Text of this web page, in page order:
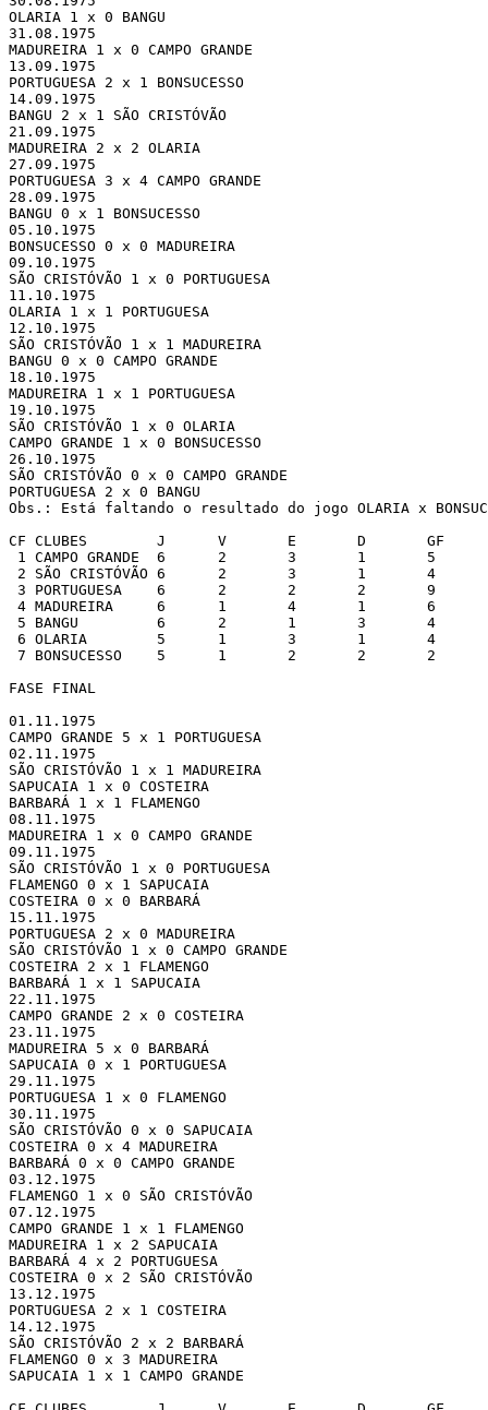
OLARIA 1 x 0 BANGU
31.08.1975
MADUREIRA 1 x 0 CAMPO GRANDE
13.09.1975
PORTUGUESA 2 x 1 BONSUCESSO
14.09.1975
BANGU 2 x 1 SÃO CRISTÓVÃO
21.09.1975
MADUREIRA 2 x 2 OLARIA
27.09.1975
PORTUGUESA 3 x 4 CAMPO GRANDE
28.09.1975
BANGU 0 x 1 BONSUCESSO
05.10.1975
BONSUCESSO 0 x 0 MADUREIRA
09.10.1975
SÃO CRISTÓVÃO 1 x 0 PORTUGUESA
11.10.1975
OLARIA 1 x 1 PORTUGUESA
12.10.1975
SÃO CRISTÓVÃO 1 x 1 MADUREIRA
BANGU 0 x 0 CAMPO GRANDE
18.10.1975
MADUREIRA 1 x 1 PORTUGUESA
19.10.1975
SÃO CRISTÓVÃO 1 x 0 OLARIA
CAMPO GRANDE 1 x 0 BONSUCESSO
26.10.1975
SÃO CRISTÓVÃO 0 x 0 CAMPO GRANDE
PORTUGUESA 2 x 0 BANGU
Obs.: Está faltando o resultado do jogo OLARIA x
CF CLUBES	 J	V	E	D	GF	GC	SG	PG
1 CAMPO GRANDE	 6	2	3	1	5	4	 1	7
2 SÃO CRISTÓVÃO 6	2	3	1	4	3	 1	7
3 PORTUGUESA	 6	2	2	2	9	8	 1	7
4 MADUREIRA	 6	1	4	1	6	6	 0	6
5 BANGU	 6	2	1	3	4	6	-2	5
6 OLARIA	 5	1	3	1	4	4	 0	5
7 BONSUCESSO	 5	1	2	2	2	3	-1	4
FASE FINAL
01.11.1975
CAMPO GRANDE 5 x 1 PORTUGUESA
02.11.1975
SÃO CRISTÓVÃO 1 x 1 MADUREIRA
SAPUCAIA 1 x 0 COSTEIRA
BARBARÁ 1 x 1 FLAMENGO
08.11.1975
MADUREIRA 1 x 0 CAMPO GRANDE
09.11.1975
SÃO CRISTÓVÃO 1 x 0 PORTUGUESA
FLAMENGO 0 x 1 SAPUCAIA
COSTEIRA 0 x 0 BARBARÁ
15.11.1975
PORTUGUESA 2 x 0 MADUREIRA
SÃO CRISTÓVÃO 1 x 0 CAMPO GRANDE
COSTEIRA 2 x 1 FLAMENGO
BARBARÁ 1 x 1 SAPUCAIA
22.11.1975
CAMPO GRANDE 2 x 0 COSTEIRA
23.11.1975
MADUREIRA 5 x 0 BARBARÁ
SAPUCAIA 0 x 1 PORTUGUESA
29.11.1975
PORTUGUESA 1 x 0 FLAMENGO
30.11.1975
SÃO CRISTÓVÃO 0 x 0 SAPUCAIA
COSTEIRA 0 x 4 MADUREIRA
BARBARÁ 0 x 0 CAMPO GRANDE
03.12.1975
FLAMENGO 1 x 0 SÃO CRISTÓVÃO
07.12.1975
CAMPO GRANDE 1 x 1 FLAMENGO
MADUREIRA 1 x 2 SAPUCAIA
BARBARÁ 4 x 2 PORTUGUESA
COSTEIRA 0 x 2 SÃO CRISTÓVÃO
13.12.1975
PORTUGUESA 2 x 1 COSTEIRA
14.12.1975
SÃO CRISTÓVÃO 2 x 2 BARBARÁ
FLAMENGO 0 x 3 MADUREIRA
SAPUCAIA 1 x 1 CAMPO GRANDE